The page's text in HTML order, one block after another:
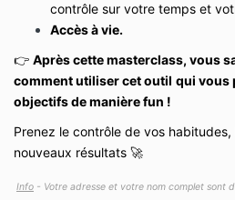
contrôle sur votre temps et
Accès à vie.
👉 Après cette masterclass, vous
comment utiliser cet outil qui vous
objectifs de manière fun !
Prenez le contrôle de vos
nouveaux résultats 🚀
Info - Votre adresse et votre nom complet sont